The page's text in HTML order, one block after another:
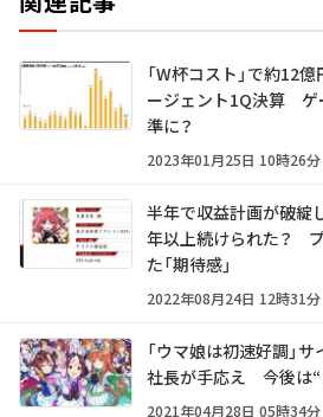
「W杯コスト」で約12
ージェント1Q決算 ゲ
準に？
2023年01月25日 10時26分
半年で収益計画が破綻
年以上続けられた？
た「期待感」
2022年08月24日 12時31分
「ウマ娘は初速好調」
社長が手応え 今後は“
2021年04月28日 05時34分